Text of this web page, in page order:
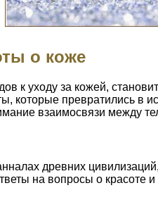
о коже
к уходу за кожей,
которые превратились в
взаимосвязи между
древних
на вопросы о красоте